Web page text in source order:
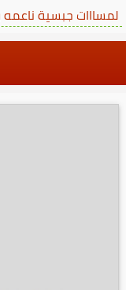
لمسااات جبسية ناعمه